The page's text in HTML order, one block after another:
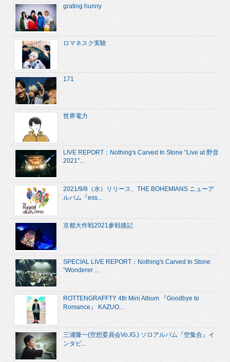
grating hunny
ロマネスク実験
171
世界電力
LIVE REPORT：Nothing's Carved In Stone “Live at 野音
2021”...
2021/9/8（水）リリース、THE BOHEMIANS ニューア
ルバム『ess...
京都大作戦2021参戦後記
SPECIAL LIVE REPORT：Nothing's Carved In Stone
“Wonderer ...
ROTTENGRAFFTY 4th Mini Album 『Goodbye to
Romance』 KAZUO...
三浦隆一(空想委員会Vo./G.) ソロアルバム『空集合』イ
ンタビ...